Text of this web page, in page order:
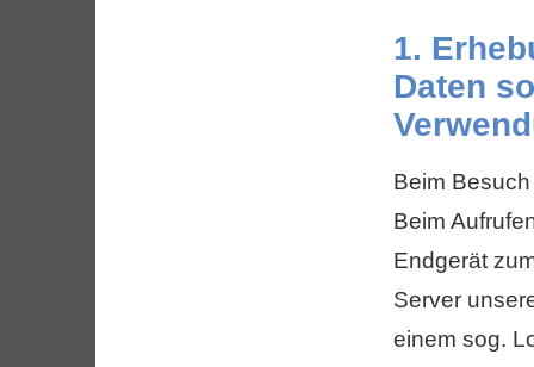
1.
Daten
Beim
Beim
Endgerät
Server
einem sog.